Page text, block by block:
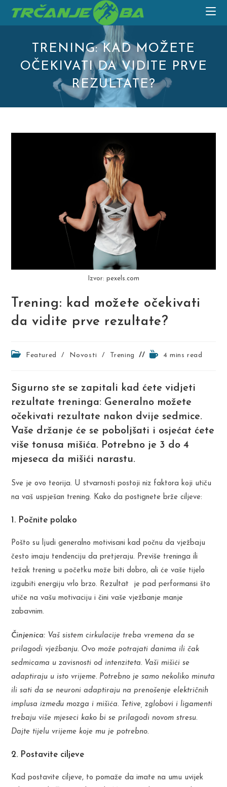
TRENING: KAD MOŽETE
OČEKIVATI DA VIDITE PRVE
REZULTATE?
Izvor: pexels.com
Trening: kad možete očekivati
da vidite prve rezultate?
PostFeatured / Novosti / Trening
Reading4 mins read
Sigurno ste se zapitali kad ćete vidjeti
rezultate treninga: Generalno možete
očekivati rezultate nakon dvije sedmice.
Vaše držanje će se poboljšati i osjećat ćete
više tonusa mišića. Potrebno je 3 do 4
mjeseca da mišići narastu.
Sve je ovo teorija. U stvarnosti postoji niz faktora koji utiču
na vaš uspješan trening. Kako da postignete brže ciljeve:
1. Počnite polako
Pošto su ljudi generalno motivisani kad počnu da vježbaju
često imaju tendenciju da pretjeraju. Previše treninga ili
težak trening u početku može biti dobro, ali će vaše tijelo
izgubiti energiju vrlo brzo. Rezultat je pad performansi što
utiče na vašu motivaciju i čini vaše vježbanje manje
zabavnim.
Činjenica: Vaš sistem cirkulacije treba vremena da se
prilagodi vježbanju. Ovo može potrajati danima ili čak
sedmicama u zavisnosti od intenziteta. Vaši mišići se
adaptiraju u isto vrijeme. Potrebno je samo nekoliko minuta
ili sati da se neuroni adaptiraju na prenošenje električnih
implusa između mozga i mišića. Tetive, zglobovi i ligamenti
trebaju više mjeseci kako bi se prilagodi novom stresu.
Dajte tijelu vrijeme koje mu je potrebno.
2. Postavite ciljeve
Kad postavite ciljeve, to pomaže da imate na umu uvijek